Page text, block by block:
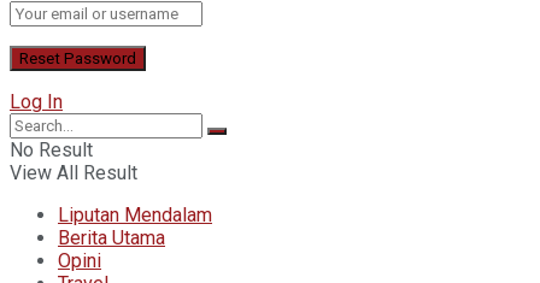
Log In
No Result
View All Result
Liputan Mendalam
Berita Utama
Opini